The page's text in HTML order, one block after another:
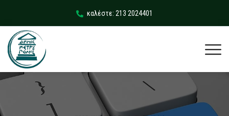
καλέστε: 213 2024401